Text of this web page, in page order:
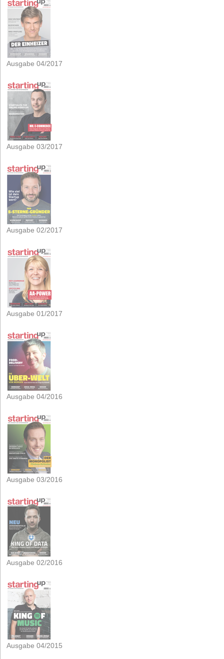
Ausgabe 04/2017
Ausgabe 03/2017
Ausgabe 02/2017
Ausgabe 01/2017
Ausgabe 04/2016
Ausgabe 03/2016
Ausgabe 02/2016
Ausgabe 04/2015